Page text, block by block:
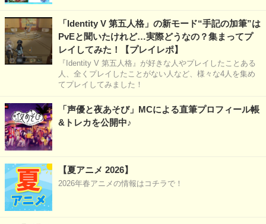
「Identity V 第五人格」の新モード“手記の加筆”は
PvEと聞いたけれど…実際どうなの？集まってプ
レイしてみた！【プレイレポ】
『Identity V 第五人格』が好きな人やプレイしたことある
人、全くプレイしたことがない人など、様々な4人を集め
てプレイしてみました！
「声優と夜あそび」MCによる直筆プロフィール帳
&トレカを公開中♪
【夏アニメ 2026】
2026年春アニメの情報はコチラで！